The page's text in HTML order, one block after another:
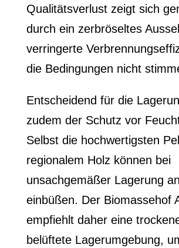
Qualitätsverlust zeigt sich
durch ein zerbröseltes
verringerte
die Bedingungen nicht
Entscheidend für die
zudem der Schutz vor
Selbst die hochwertigsten
regionalem Holz können bei
unsachgemäßer Lagerung
einbüßen. Der Biomassehof
empfiehlt daher eine
belüftete Lagerumgebung,